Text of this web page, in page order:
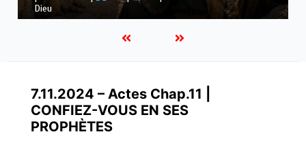
ses voies
7.11.2024 – Actes Chap.11 |
CONFIEZ-VOUS EN SES
PROPHÈTES